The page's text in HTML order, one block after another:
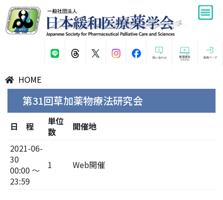
HOME
第31回草加薬物療法研究会
日 程
単位
数
開催地
2021-06-
30
00:00 ～
23:59
1 Web開催